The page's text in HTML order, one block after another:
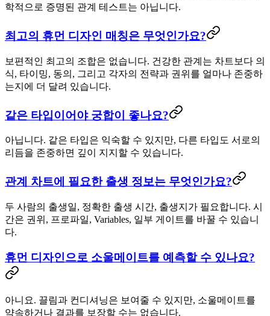
학적으로 증명된 관계 테스트는 아닙니다.
최고의 휴먼 디자인 매칭은 무엇인가요?
보편적인 최고의 조합은 없습니다. 건강한 관계는 차트보다 의
식, 타이밍, 동의, 그리고 각자의 전략과 권위를 얼마나 존중하
는지에 더 달려 있습니다.
같은 타입이어야 궁합이 좋나요?
아닙니다. 같은 타입은 익숙할 수 있지만, 다른 타입도 서로의
리듬을 존중하면 깊이 지지할 수 있습니다.
관계 차트에 필요한 출생 정보는 무엇인가요?
두 사람의 출생일, 정확한 출생 시간, 출생지가 필요합니다. 시
간은 권위, 프로파일, Variables, 일부 게이트를 바꿀 수 있습니
다.
휴먼 디자인으로 소울메이트를 예측할 수 있나요?
아니요. 끌림과 컨디셔닝은 보여줄 수 있지만, 소울메이트를
약속하거나 결과를 보장할 수는 없습니다.